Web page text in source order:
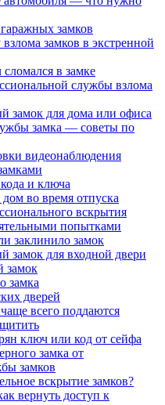
замков
замков в экстренной
в замке
службы взлома
замок для дома или офиса
замка — советы по
видеонаблюдения
и ключа
во время отпуска
вскрытия
попытками
заклинило замок
замок для входной двери
замок
замка
дверей
всего поддаются
ключ или код от сейфа
замка от
замков
вскрытие замков?
вернуть доступ к